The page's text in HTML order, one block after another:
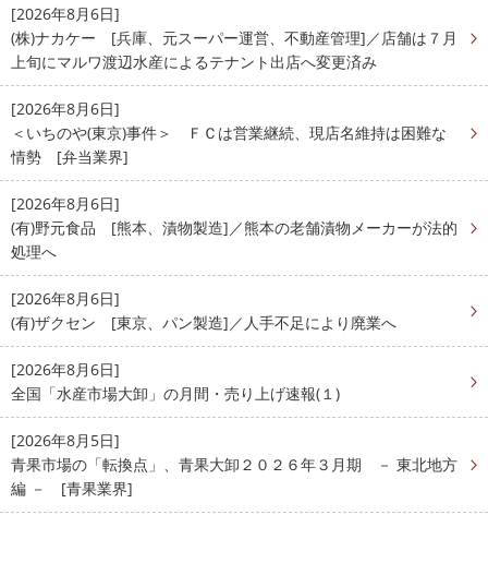
[2026年8月6日]
(株)ナカケー [兵庫、元スーパー運営、不動産管理]／店舗は７月
上旬にマルワ渡辺水産によるテナント出店へ変更済み
[2026年8月6日]
＜いちのや(東京)事件＞ ＦＣは営業継続、現店名維持は困難な
情勢 [弁当業界]
[2026年8月6日]
(有)野元食品 [熊本、漬物製造]／熊本の老舗漬物メーカーが法的
処理へ
[2026年8月6日]
(有)ザクセン [東京、パン製造]／人手不足により廃業へ
[2026年8月6日]
全国「水産市場大卸」の月間・売り上げ速報(１)
[2026年8月5日]
青果市場の「転換点」、青果大卸２０２６年３月期 － 東北地方
編 － [青果業界]